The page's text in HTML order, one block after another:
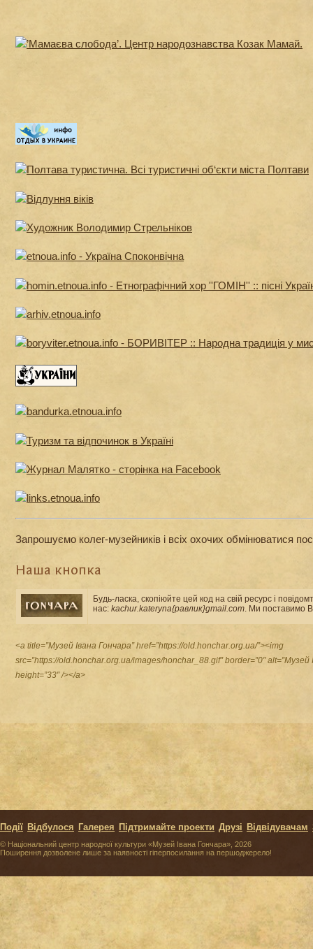
Запрошуємо колег-музейників і всіх охочих обмінюватися
Наша кнопка
Будь-ласка, скопіюйте цей код на свій ресурс і
нас: kachur.kateryna{равлик}gmail.com . Ми поставимо
<a title=”Музей Івана Гончара” href=”https://old.honchar.org.ua/”><img
src=”https://old.honchar.org.ua/images/honchar_88.gif” border=”0″ alt=”Музей
height=”33″ /></a>
© Національний центр народної культури «Музей Івана Гончара», 2026
Поширення дозволене лише за наявності гіперпосилання на першоджерело!
Події Відбулося Галерея Підтримайте проекти Друзі Відвідувачам